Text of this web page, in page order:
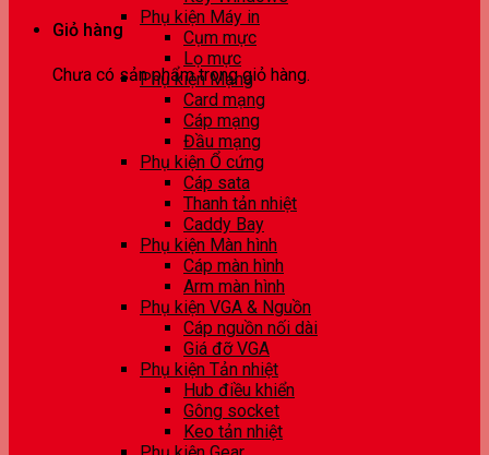
Giỏ hàng
Chưa có sản phẩm trong giỏ hàng.
Phụ kiện Máy in
Cụm mực
Lọ mực
Phụ kiện Mạng
Card mạng
Cáp mạng
Đầu mạng
Phụ kiện Ổ cứng
Cáp sata
Thanh tản nhiệt
Caddy Bay
Phụ kiện Màn hình
Cáp màn hình
Arm màn hình
Phụ kiện VGA & Nguồn
Cáp nguồn nối dài
Giá đỡ VGA
Phụ kiện Tản nhiệt
Hub điều khiển
Gông socket
Keo tản nhiệt